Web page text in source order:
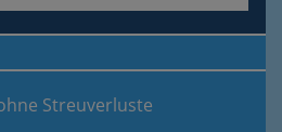
Streuverluste